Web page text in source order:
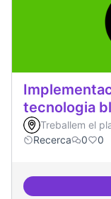
tecnologia
Treballem el
Recerca
0 0